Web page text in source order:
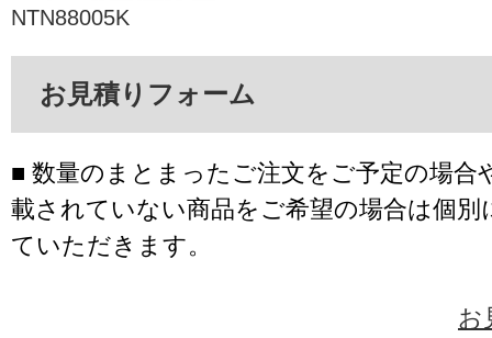
NTN88005K
お見積りフォーム
■ 数量のまとまったご注文をご予定の場合
載されていない商品をご希望の場合は個別
ていただきます。
お